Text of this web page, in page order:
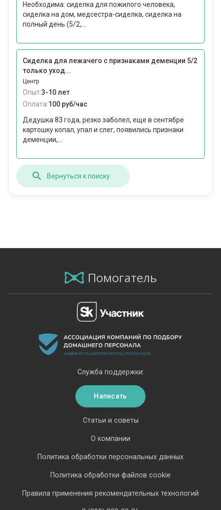
Необходима: сиделка для пожилого человека,
сиделка на дом, медсестра-сиделка, сиделка на
полный день (5/2,...
Сиделка для лежачего с признаками деменции 5/2
только уход...
Центр
Опыт:3-10 лет
Оплата:100 руб/час
Дедушка 83 года, резко заболел, еще в сентябре
картошку копал, упал и слег, появились признаки
деменции,...
Вернуться к поиску
Помогатель
Статьи и советы
О компании
Политика обработки персональных данных
Политика обработки файлов cookie
Правила применения рекомендательных технологий
Служба поддержки:
Написать